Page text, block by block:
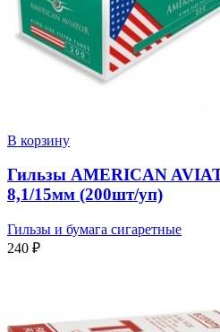
В корзину
Гильзы AMERICAN
8,1/15мм (200шт/уп)
Гильзы и бумага сигаретные
240 ₽